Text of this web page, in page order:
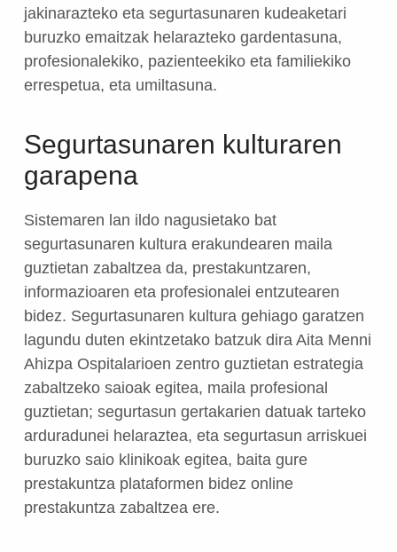
jakinarazteko eta segurtasunaren kudeaketari
buruzko emaitzak helarazteko gardentasuna,
profesionalekiko, pazienteekiko eta familiekiko
errespetua, eta umiltasuna.
Segurtasunaren kulturaren
garapena
Sistemaren lan ildo nagusietako bat
segurtasunaren kultura erakundearen maila
guztietan zabaltzea da, prestakuntzaren,
informazioaren eta profesionalei entzutearen
bidez. Segurtasunaren kultura gehiago garatzen
lagundu duten ekintzetako batzuk dira Aita Menni
Ahizpa Ospitalarioen zentro guztietan estrategia
zabaltzeko saioak egitea, maila profesional
guztietan; segurtasun gertakarien datuak tarteko
arduradunei helaraztea, eta segurtasun arriskuei
buruzko saio klinikoak egitea, baita gure
prestakuntza plataformen bidez online
prestakuntza zabaltzea ere.